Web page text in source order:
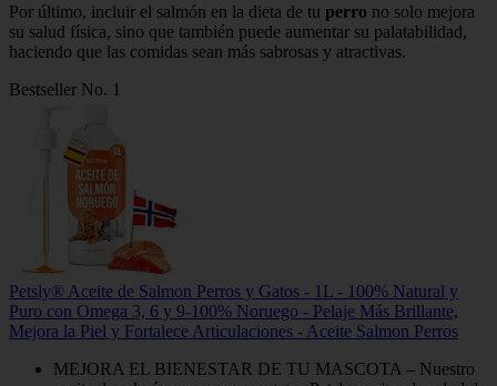
Por último, incluir el salmón en la dieta de tu perro no solo mejora
su salud física, sino que también puede aumentar su palatabilidad,
haciendo que las comidas sean más sabrosas y atractivas.
Bestseller No. 1
Petsly® Aceite de Salmon Perros y Gatos - 1L - 100% Natural y
Puro con Omega 3, 6 y 9-100% Noruego - Pelaje Más Brillante,
Mejora la Piel y Fortalece Articulaciones - Aceite Salmon Perros
MEJORA EL BIENESTAR DE TU MASCOTA – Nuestro